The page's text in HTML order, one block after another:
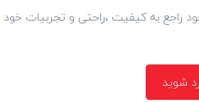
خود راجع به کیفیت ،راحتی و تجربیات
شوید